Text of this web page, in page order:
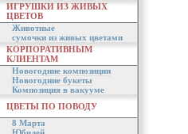
ИГРУШКИ ИЗ ЖИВЫХ
ЦВЕТОВ
Животные
сумочки из живых цветами
КОРПОРАТИВНЫМ
КЛИЕНТАМ
Новогодние композиции
Новогодние букеты
Композиция в вакууме
ЦВЕТЫ ПО ПОВОДУ
8 Марта